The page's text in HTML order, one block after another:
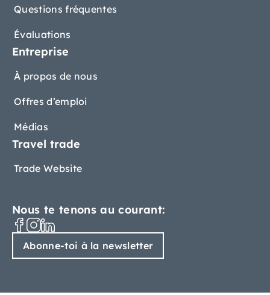
Questions fréquentes
Évaluations
Entreprise
À propos de nous
Offres d’emploi
Médias
Travel trade
Trade Website
Nous te tenons au courant:
Abonne-toi à la newsletter